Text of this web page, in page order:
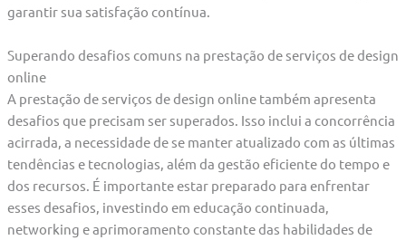
garantir sua satisfação contínua.
Superando desafios comuns na prestação de serviços de design
online
A prestação de serviços de design online também apresenta
desafios que precisam ser superados. Isso inclui a concorrência
acirrada, a necessidade de se manter atualizado com as últimas
tendências e tecnologias, além da gestão eficiente do tempo e
dos recursos. É importante estar preparado para enfrentar
esses desafios, investindo em educação continuada,
networking e aprimoramento constante das habilidades de